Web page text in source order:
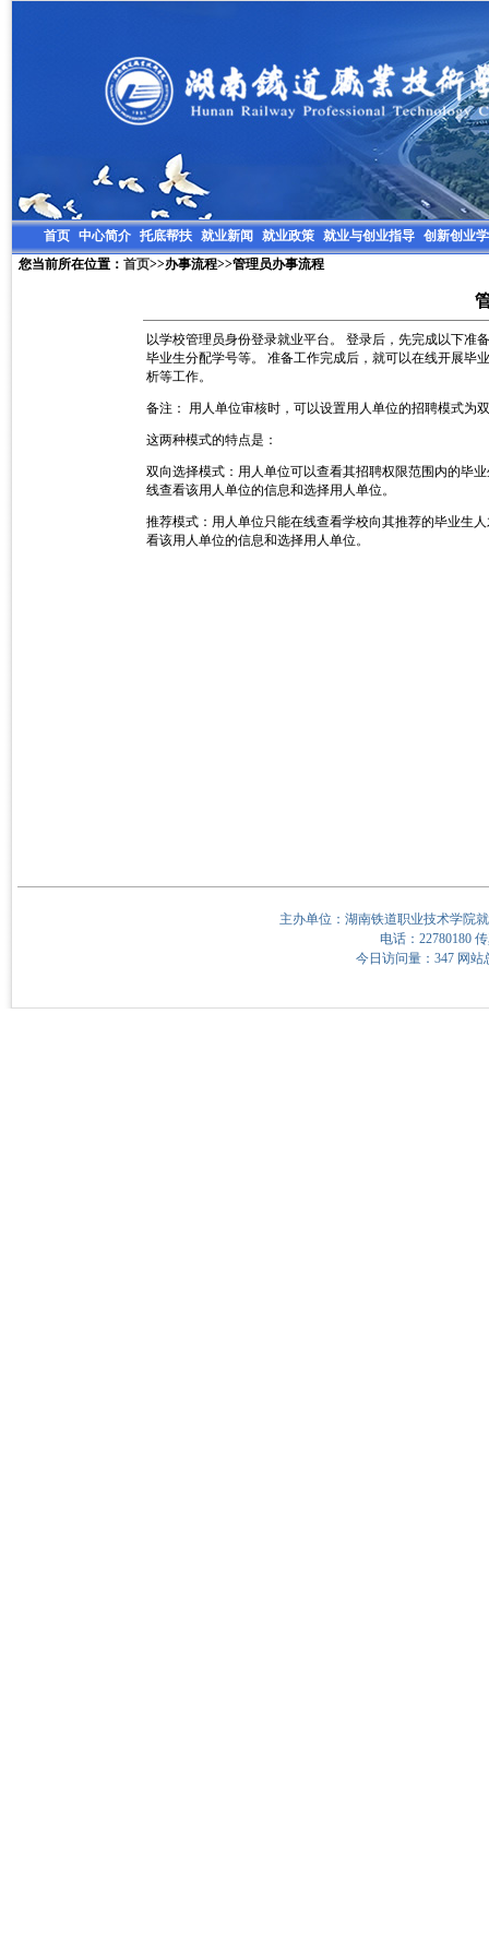
首页 中心简介 托底帮扶 就业新闻 就业政策 就业与创业指导 创新创业
您当前所在位置： 首页>>办事流程>>管理员办事流程
以学校管理员身份登录就业平台。 登录后，先完成以下准
毕业生分配学号等。 准备工作完成后，就可以在线开展毕
析等工作。
备注： 用人单位审核时，可以设置用人单位的招聘模式为
这两种模式的特点是：
双向选择模式：用人单位可以查看其招聘权限范围内的毕
线查看该用人单位的信息和选择用人单位。
推荐模式：用人单位只能在线查看学校向其推荐的毕业生
看该用人单位的信息和选择用人单位。
主办单位：湖南铁道职业技术学院
电话：22780180
今日访问量：347 网站